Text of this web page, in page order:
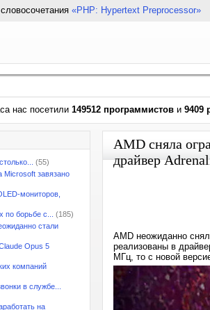
словосочетания «PHP: Hypertext Preprocessor»
нас посетили 149512 программистов и 9409
(55)
завязано
мониторов,
по борьбе с...
(185)
стали
Opus 5
компаний
в службе...
на
AMD сняла
драйвер
AMD неожиданно
реализованы в
МГц, то с новой